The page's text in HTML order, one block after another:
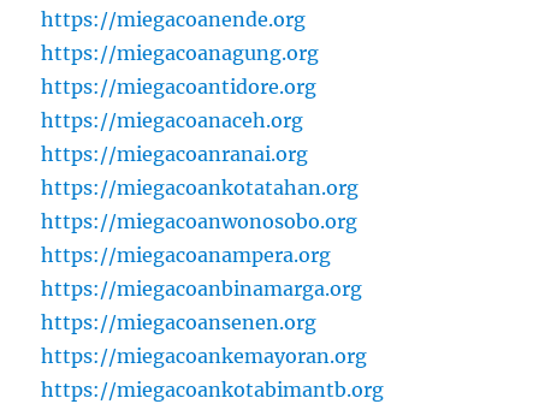
https://miegacoanende.org
https://miegacoanagung.org
https://miegacoantidore.org
https://miegacoanaceh.org
https://miegacoanranai.org
https://miegacoankotatahan.org
https://miegacoanwonosobo.org
https://miegacoanampera.org
https://miegacoanbinamarga.org
https://miegacoansenen.org
https://miegacoankemayoran.org
https://miegacoankotabimantb.org